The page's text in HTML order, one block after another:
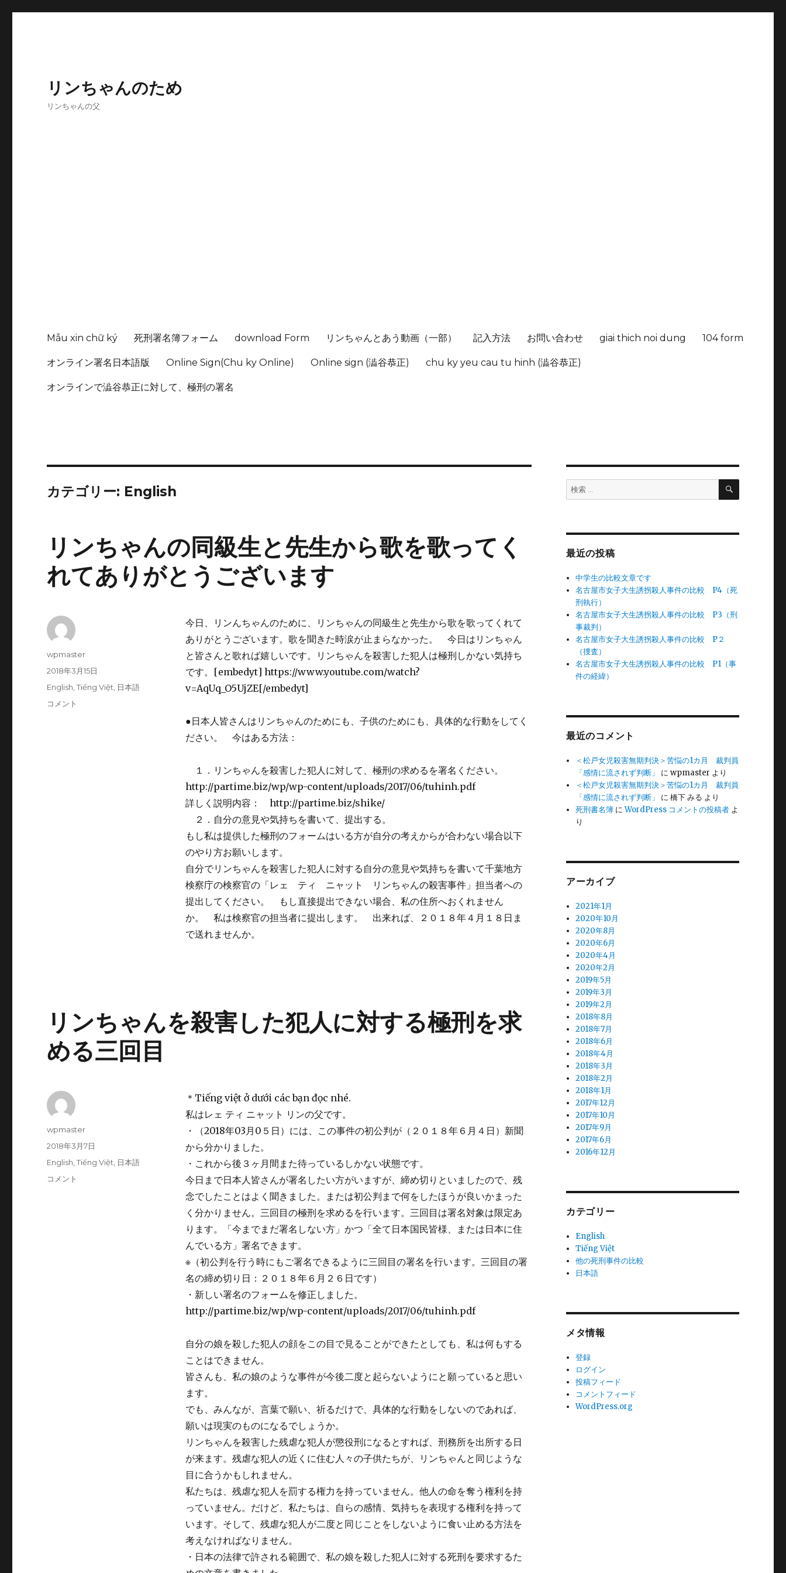
リンちゃんのため
リンちゃんの父
Mẫu xin chữ ký 死刑署名簿フォーム download Form リンちゃんとあう動画（一部） 記入方法 お問い合わせ giai thich noi dung 104 form
オンライン署名日本語版 Online Sign(Chu ky Online) Online sign (澁谷恭正) chu ky yeu cau tu hinh (澁谷恭正)
オンラインで澁谷恭正に対して、極刑の署名
カテゴリー: English
リンちゃんの同級生と先生から歌を歌ってく
れてありがとうございます
今日、リンんちゃんのために、リンちゃんの同級生と先生から歌を歌ってくれて
ありがとうございます。歌を聞きた時涙が止まらなかった。 今日はリンちゃん
と皆さんと歌れば嬉しいです。リンちゃんを殺害した犯人は極刑しかない気持ち
です。[embedyt] https://www.youtube.com/watch?
v=AqUq_O5UjZE[/embedyt]
●日本人皆さんはリンちゃんのためにも、子供のためにも、具体的な行動をしてく
ださい。 今はある方法：
１．リンちゃんを殺害した犯人に対して、極刑の求めるを署名ください。
http://partime.biz/wp/wp-content/uploads/2017/06/tuhinh.pdf
詳しく説明内容： http://partime.biz/shike/
２．自分の意見や気持ちを書いて、提出する。
もし私は提供した極刑のフォームはいる方が自分の考えからが合わない場合以下
のやり方お願いします。
自分でリンちゃんを殺害した犯人に対する自分の意見や気持ちを書いて千葉地方
検察庁の検察官の「レェ ティ ニャット リンちゃんの殺害事件」担当者への
提出してください。 もし直接提出できない場合、私の住所へおくれません
か。 私は検察官の担当者に提出します。 出来れば、２０１８年４月１８日ま
で送れませんか。
投
稿
wpmaster
投
稿
2018年3月15日
カ
English ,Tiếng Việt 日本語
リ
と
う
ざ
い
に
コメント
リンちゃんを殺害した犯人に対する極刑を求
める三回目
＊Tiếng việt ở dưới các bạn đọc nhé.
私はレェ ティ ニャット リンの父です。
・（2018年03月0５日）には、この事件の初公判が（２０１８年６月４日）新聞
から分かりました。
・これから後３ヶ月間また待っているしかない状態です。
今日まで日本人皆さんが署名したい方がいますが、締め切りといましたので、残
念でしたことはよく聞きました。または初公判まで何をしたほうが良いかまった
く分かりません。三回目の極刑を求めるを行います。三回目は署名対象は限定あ
ります。「今までまだ署名しない方」かつ「全て日本国民皆様、または日本に住
んでいる方」署名できます。
※（初公判を行う時にもご署名できるように三回目の署名を行います。三回目の署
名の締め切り日：２０１８年６月２６日です）
・新しい署名のフォームを修正しました。
http://partime.biz/wp/wp-content/uploads/2017/06/tuhinh.pdf
自分の娘を殺した犯人の顔をこの目で見ることができたとしても、私は何もする
ことはできません。
皆さんも、私の娘のような事件が今後二度と起らないようにと願っていると思い
ます。
でも、みんなが、言葉で願い、祈るだけで、具体的な行動をしないのであれば、
願いは現実のものになるでしょうか。
リンちゃんを殺害した残虐な犯人が懲役刑になるとすれば、刑務所を出所する日
が来ます。残虐な犯人の近くに住む人々の子供たちが、リンちゃんと同じような
目に合うかもしれません。
私たちは、残虐な犯人を罰する権力を持っていません。他人の命を奪う権利を持
っていません。だけど、私たちは、自らの感情、気持ちを表現する権利を持って
います。そして、残虐な犯人が二度と同じことをしないように食い止める方法を
考えなければなりません。
・日本の法律で許される範囲で、私の娘を殺した犯人に対する死刑を要求するた
投
稿
wpmaster
投
稿
2018年3月7日
カ
English ,Tiếng Việt 日本語
リ
コメント
検
索:
検
最近の投稿
中学生の比較文章です
名古屋市女子大生誘拐殺人事件の比較 P4（死
刑執行）
名古屋市女子大生誘拐殺人事件の比較 P3（刑
事裁判）
名古屋市女子大生誘拐殺人事件の比較 P２
（捜査）
名古屋市女子大生誘拐殺人事件の比較 P1（事
件の経緯）
最近のコメント
＜松戸女児殺害無期判決＞苦悩の1カ月 裁判員
「感情に流されず判断」
にwpmaster より
＜松戸女児殺害無期判決＞苦悩の1カ月 裁判員
「感情に流されず判断」
に橋下 みる より
死刑書名簿 にWordPress コメントの投稿者 よ
り
アーカイブ
2021年1月
2020年10月
2020年8月
2020年6月
2020年4月
2020年2月
2019年5月
2019年3月
2019年2月
2018年8月
2018年7月
2018年6月
2018年4月
2018年3月
2018年2月
2018年1月
2017年12月
2017年10月
2017年9月
2017年6月
2016年12月
カテゴリー
English
Tiếng Việt
他の死刑事件の比較
日本語
メタ情報
登録
ログイン
投稿フィード
コメントフィード
WordPress.org